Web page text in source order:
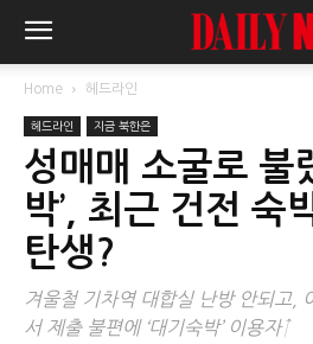
Home 헤드라인
헤드라인 지금 북한은
성매매 소굴로 불
박’, 최근 건전 숙
탄생?
겨울철 기차역 대합실 난방 안되고,
서 제출 불편에 ‘대기숙박’ 이용자↑